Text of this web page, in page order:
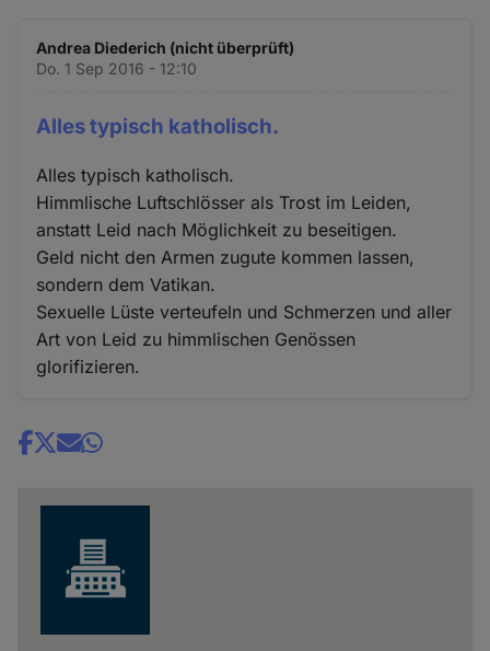
Andrea Diederich (nicht überprüft)
Do. 1 Sep 2016 - 12:10
Alles typisch katholisch.
Alles typisch katholisch.
Himmlische Luftschlösser als Trost im Leiden,
anstatt Leid nach Möglichkeit zu beseitigen.
Geld nicht den Armen zugute kommen lassen,
sondern dem Vatikan.
Sexuelle Lüste verteufeln und Schmerzen und aller
Art von Leid zu himmlischen Genössen
glorifizieren.
Share